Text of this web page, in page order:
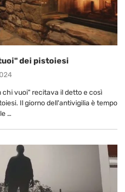
dei pistoiesi
chi vuoi" recitava il detto e così
Il giorno dell'antivigilia è tempo
…